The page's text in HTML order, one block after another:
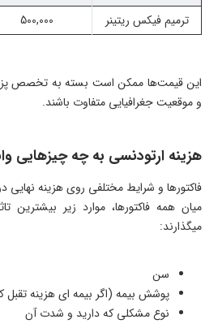
ترمیم فیکس ریتینر
500,000
این قیمت‌ها ممکن است بسته به تخصص
و موقعیت جغرافیایی متفاوت باشند.
هزینه ارتودنسی به چه چیزهایی
فاکتورها و شرایط مختلفی روی هزینه نهایی
میان همه فاکتورها، موارد زیر بیشترین
میگذارند:
سن
پوشش بیمه (اگر بیمه ای هزینه تقبل
نوع مشکلی که دارید و شدت آن